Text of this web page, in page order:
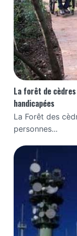
La forêt de
handicapées
La Forêt des
personnes...